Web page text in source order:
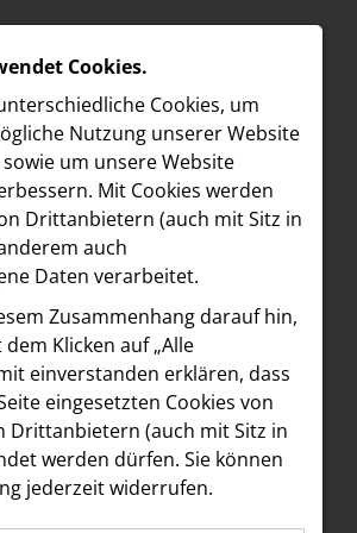
SECTION.D
2018 2017
ARC Award
Cookies.
Cookies, um
Nutzung unserer Website
um unsere Website
Mit Cookies werden
Drittanbietern (auch mit Sitz in
auch
Daten verarbeitet.
Zusammenhang darauf hin,
Klicken auf „Alle
ein­ver­standen erklären, dass
eingesetzten Cookies von
Drittanbietern (auch mit Sitz in
werden dürfen. Sie können
jederzeit widerrufen.